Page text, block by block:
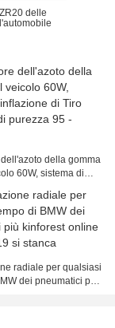
delle
della gomma
60W, sistema di
95 - 99,5%
radiale per qualsiasi
dei pneumatici più